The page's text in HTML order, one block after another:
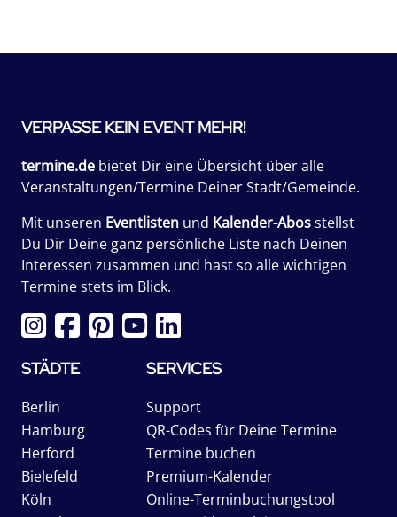
VERPASSE KEIN EVENT MEHR!
termine.de bietet Dir eine Übersicht über alle
Veranstaltungen/Termine Deiner Stadt/Gemeinde.
Mit unseren Eventlisten und Kalender-Abosstellst
Du Dir Deine ganz persönliche Liste nach Deinen
Interessen zusammen und hast so alle wichtigen
Termine stets im Blick.
STÄDTE
Berlin
Hamburg
Herford
Bielefeld
Köln
SERVICES
Support
QR-Codes für Deine Termine
Termine buchen
Premium-Kalender
Online-Terminbuchungstool